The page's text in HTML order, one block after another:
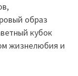
образ
кубок
жизнелюбия и